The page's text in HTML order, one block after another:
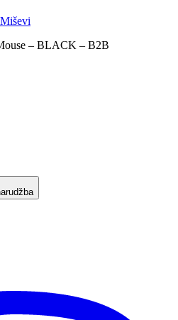
Miševi
– BLACK – B2B